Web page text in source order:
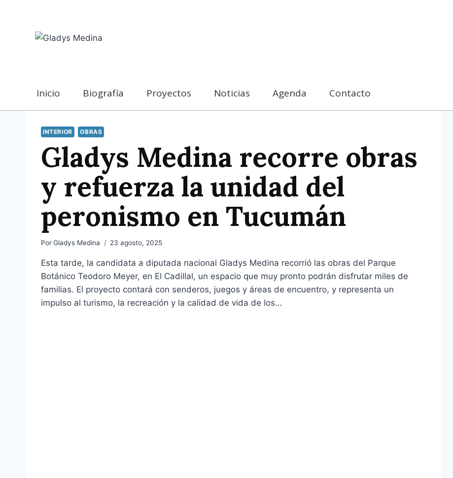
Inicio Biografía Proyectos Noticias Agenda Contacto
INTERIOR OBRAS
Gladys Medina recorre obras
y refuerza la unidad del
peronismo en Tucumán
PorGladys Medina 23 agosto, 2025
Esta tarde, la candidata a diputada nacional Gladys Medina recorrió las obras del Parque
Botánico Teodoro Meyer, en El Cadillal, un espacio que muy pronto podrán disfrutar miles de
familias. El proyecto contará con senderos, juegos y áreas de encuentro, y representa un
impulso al turismo, la recreación y la calidad de vida de los…